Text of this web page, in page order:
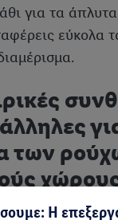
για τα
εύκολα
των
Η